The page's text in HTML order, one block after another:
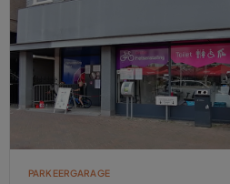
PARKEERGARAGE